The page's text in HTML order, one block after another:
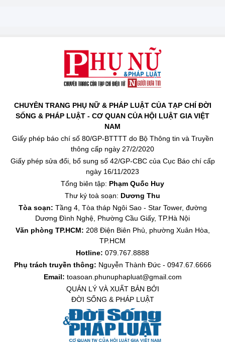
CHUYÊN TRANG PHỤ NỮ & PHÁP LUẬT CỦA TẠP CHÍ ĐỜI
SỐNG & PHÁP LUẬT - CƠ QUAN CỦA HỘI LUẬT GIA VIỆT
NAM
Giấy phép báo chí số 80/GP-BTTTT do Bộ Thông tin và Truyền
thông cấp ngày 27/2/2020
Giấy phép sửa đổi, bổ sung số 42/GP-CBC của Cục Báo chí cấp
ngày 16/11/2023
Tổng biên tập: Phạm Quốc Huy
Thư ký toà soạn: Dương Thu
Tòa soạn: Tầng 4, Tòa tháp Ngôi Sao - Star Tower, đường
Dương Đình Nghệ, Phường Cầu Giấy, TP.Hà Nội
Văn phòng TP.HCM: 208 Điện Biên Phủ, phường Xuân Hòa,
TP.HCM
Hotline: 079.767.8888
Phụ trách truyền thông: Nguyễn Thành Đức - 0947.67.6666
Email: toasoan.phunuphapluat@gmail.com
QUẢN LÝ VÀ XUẤT BẢN BỞI
ĐỜI SỐNG & PHÁP LUẬT